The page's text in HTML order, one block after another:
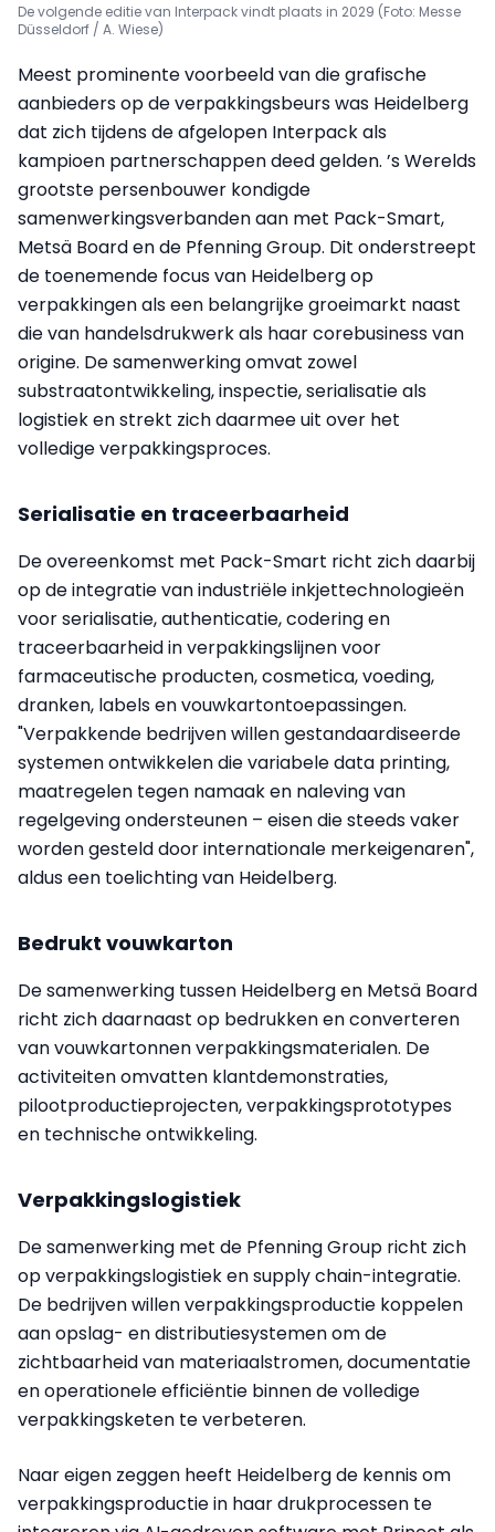
De volgende editie van Interpack vindt plaats in 2029 (Foto: Messe
Düsseldorf / A. Wiese)
Meest prominente voorbeeld van die grafische
aanbieders op de verpakkingsbeurs was Heidelberg
dat zich tijdens de afgelopen Interpack als
kampioen partnerschappen deed gelden. ’s Werelds
grootste persenbouwer kondigde
samenwerkingsverbanden aan met Pack-Smart,
Metsä Board en de Pfenning Group. Dit onderstreept
de toenemende focus van Heidelberg op
verpakkingen als een belangrijke groeimarkt naast
die van handelsdrukwerk als haar corebusiness van
origine. De samenwerking omvat zowel
substraatontwikkeling, inspectie, serialisatie als
logistiek en strekt zich daarmee uit over het
volledige verpakkingsproces.
Serialisatie en traceerbaarheid
De overeenkomst met Pack-Smart richt zich daarbij
op de integratie van industriële inkjettechnologieën
voor serialisatie, authenticatie, codering en
traceerbaarheid in verpakkingslijnen voor
farmaceutische producten, cosmetica, voeding,
dranken, labels en vouwkartontoepassingen.
"Verpakkende bedrijven willen gestandaardiseerde
systemen ontwikkelen die variabele data printing,
maatregelen tegen namaak en naleving van
regelgeving ondersteunen – eisen die steeds vaker
worden gesteld door internationale merkeigenaren",
aldus een toelichting van Heidelberg.
Bedrukt vouwkarton
De samenwerking tussen Heidelberg en Metsä Board
richt zich daarnaast op bedrukken en converteren
van vouwkartonnen verpakkingsmaterialen. De
activiteiten omvatten klantdemonstraties,
pilootproductieprojecten, verpakkingsprototypes
en technische ontwikkeling.
Verpakkingslogistiek
De samenwerking met de Pfenning Group richt zich
op verpakkingslogistiek en supply chain-integratie.
De bedrijven willen verpakkingsproductie koppelen
aan opslag- en distributiesystemen om de
zichtbaarheid van materiaalstromen, documentatie
en operationele efficiëntie binnen de volledige
verpakkingsketen te verbeteren.
Naar eigen zeggen heeft Heidelberg de kennis om
verpakkingsproductie in haar drukprocessen te